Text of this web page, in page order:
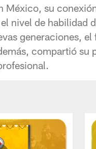
su
nivel de habilidad
generaciones,
compartió